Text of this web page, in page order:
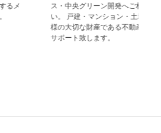
ス・中央グリーン開発へご相談くださ
い。 戸建・マンション・土地等、お客
様の大切な財産である不動産の売却を
サポート致します。